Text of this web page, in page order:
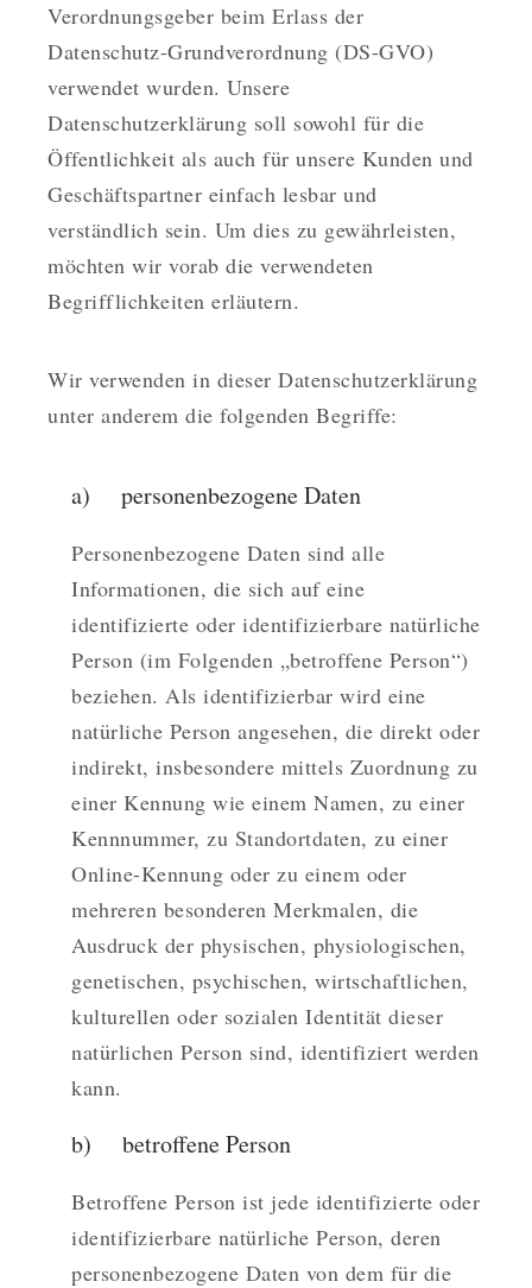
Verordnungsgeber beim Erlass der
Datenschutz-Grundverordnung (DS-GVO)
verwendet wurden. Unsere
Datenschutzerklärung soll sowohl für die
Öffentlichkeit als auch für unsere Kunden und
Geschäftspartner einfach lesbar und
verständlich sein. Um dies zu gewährleisten,
möchten wir vorab die verwendeten
Begrifflichkeiten erläutern.
Wir verwenden in dieser Datenschutzerklärung
unter anderem die folgenden Begriffe:
a) personenbezogene Daten
Personenbezogene Daten sind alle
Informationen, die sich auf eine
identifizierte oder identifizierbare natürliche
Person (im Folgenden „betroffene Person“)
beziehen. Als identifizierbar wird eine
natürliche Person angesehen, die direkt oder
indirekt, insbesondere mittels Zuordnung zu
einer Kennung wie einem Namen, zu einer
Kennnummer, zu Standortdaten, zu einer
Online-Kennung oder zu einem oder
mehreren besonderen Merkmalen, die
Ausdruck der physischen, physiologischen,
genetischen, psychischen, wirtschaftlichen,
kulturellen oder sozialen Identität dieser
natürlichen Person sind, identifiziert werden
kann.
b) betroffene Person
Betroffene Person ist jede identifizierte oder
identifizierbare natürliche Person, deren
personenbezogene Daten von dem für die